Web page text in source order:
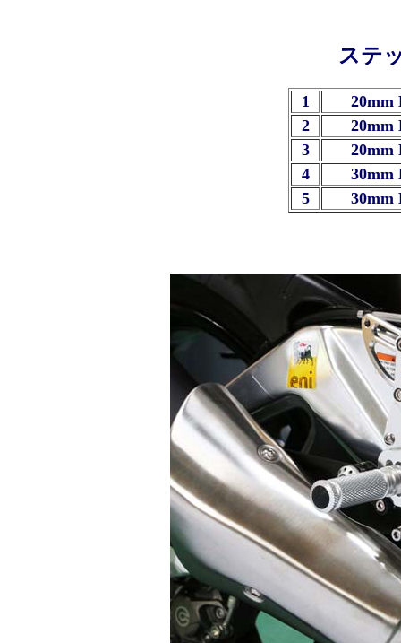
ステ
1
20mm
2
20mm
3
20mm
4
30mm
5
30mm